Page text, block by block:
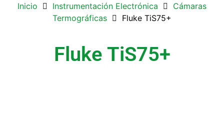
Inicio Instrumentación Electrónica
Cámaras
Termográficas
Fluke TiS75+
Fluke TiS75+